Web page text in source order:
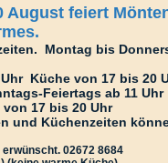
August feiert
Montag bis
Küche von 17 bis 20
Feiertags ab 11
17 bis 20 Uhr
Küchenzeiten
02672 8684